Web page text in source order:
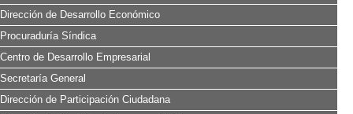
Dirección de Desarrollo Económico
Procuraduría Síndica
Centro de Desarrollo Empresarial
Secretaría General
Dirección de Participación Ciudadana